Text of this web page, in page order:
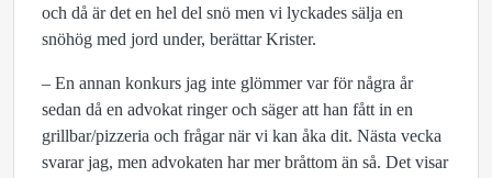
och då är det en hel del snö men vi lyckades sälja en
snöhög med jord under, berättar Krister.
– En annan konkurs jag inte glömmer var för några år
sedan då en advokat ringer och säger att han fått in en
grillbar/pizzeria och frågar när vi kan åka dit. Nästa vecka
svarar jag, men advokaten har mer bråttom än så. Det visar